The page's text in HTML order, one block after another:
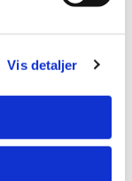
Vis detaljer